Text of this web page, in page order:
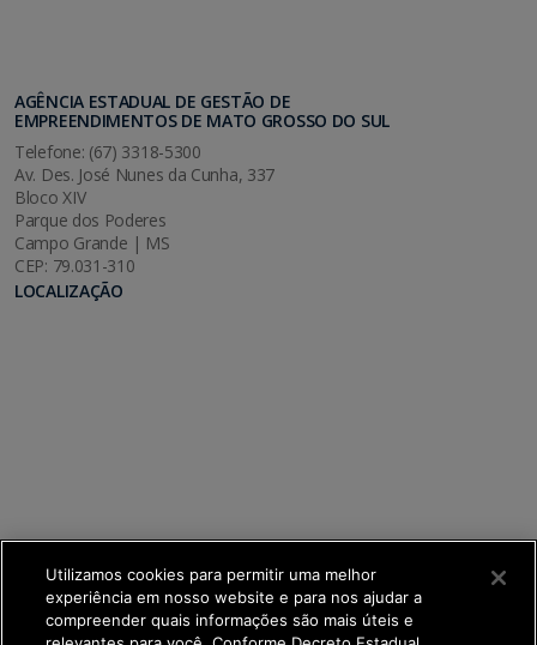
AGÊNCIA ESTADUAL DE GESTÃO DE
EMPREENDIMENTOS DE MATO GROSSO DO SUL
Telefone: (67) 3318-5300
Av. Des. José Nunes da Cunha, 337
Bloco XIV
Parque dos Poderes
Campo Grande | MS
CEP: 79.031-310
LOCALIZAÇÃO
Utilizamos cookies para permitir uma melhor
experiência em nosso website e para nos ajudar a
compreender quais informações são mais úteis e